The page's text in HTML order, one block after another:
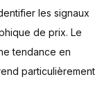
les signaux
de prix. Le
tendance en
particulièrement